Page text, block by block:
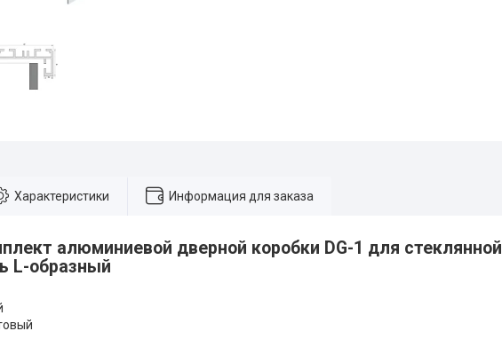
Характеристики Информация для заказа
алюминиевой дверной коробки DG-1 для стеклянной
L-образный